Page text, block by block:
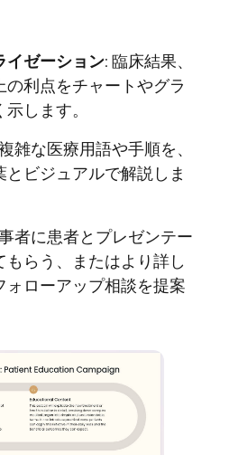
イゼーション: 臨床結果、
利点をチャートやグラ
します。
雑な医療用語や手順を、
ビジュアルで解説しま
者に患者とプレゼンテー
もらう、またはより詳し
ォローアップ相談を提案